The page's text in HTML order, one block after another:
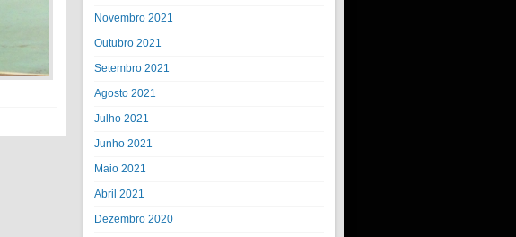
Novembro 2021
Outubro 2021
Setembro 2021
Agosto 2021
Julho 2021
Junho 2021
Maio 2021
Abril 2021
Dezembro 2020